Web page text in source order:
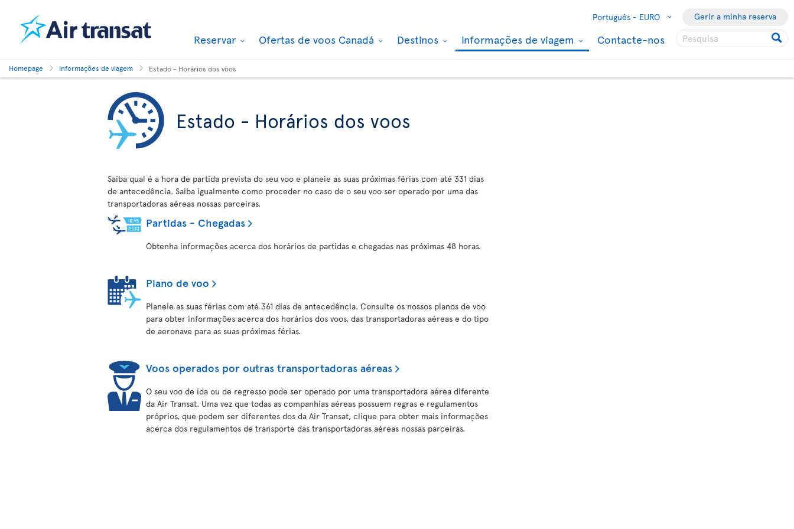
Português - EURO Gerir a minha reserva
Reservar Ofertas de voos Canadá Destinos Informações de viagem Contacte-nos
Homepage Informações de viagem Estado - Horários dos voos
Estado - Horários dos voos
Saiba qual é a hora de partida prevista do seu voo e planeie as suas próximas férias com até 331 dias
de antecedência. Saiba igualmente como proceder no caso de o seu voo ser operado por uma das
transportadoras aéreas nossas parceiras.
Partidas - Chegadas
Obtenha informações acerca dos horários de partidas e chegadas nas próximas 48 horas.
Plano de voo
Planeie as suas férias com até 361 dias de antecedência. Consulte os nossos planos de voo
para obter informações acerca dos horários dos voos, das transportadoras aéreas e do tipo
de aeronave para as suas próximas férias.
Voos operados por outras transportadoras aéreas
O seu voo de ida ou de regresso pode ser operado por uma transportadora aérea diferente
da Air Transat. Uma vez que todas as companhias aéreas possuem regras e regulamentos
próprios, que podem ser diferentes dos da Air Transat, clique para obter mais informações
acerca dos regulamentos de transporte das transportadoras aéreas nossas parceiras.